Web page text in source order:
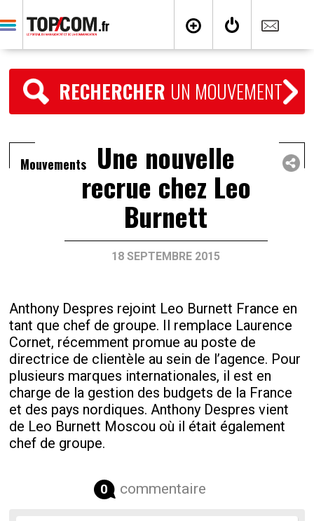
RECHERCHER UN MOUVEMENT
Mouvements Une nouvelle
recrue chez Leo
Burnett
18 SEPTEMBRE 2015
Anthony Despres rejoint Leo Burnett France en
tant que chef de groupe. Il remplace Laurence
Cornet, récemment promue au poste de
directrice de clientèle au sein de l’agence. Pour
plusieurs marques internationales, il est en
charge de la gestion des budgets de la France
et des pays nordiques. Anthony Despres vient
de Leo Burnett Moscou où il était également
chef de groupe.
0 commentaire